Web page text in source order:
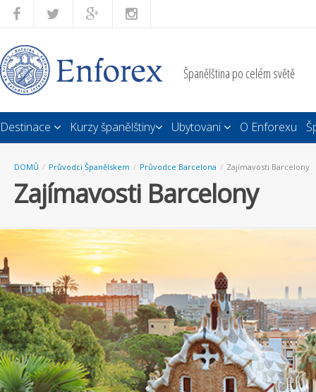
Španělština po celém světě
Destinace Kurzy španělštiny Ubytovani O Enforexu
DOMŮ / Průvodci Španělskem / Průvodce Barcelona / Zajímavosti Barcelony
Zajímavosti Barcelony